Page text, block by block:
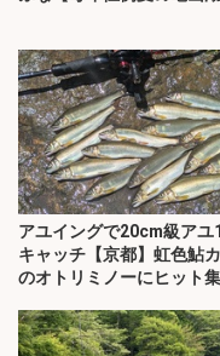
アユイングで20cm級アユ
キャッチ【京都】虹色鮎
のオトリミノーにヒット集